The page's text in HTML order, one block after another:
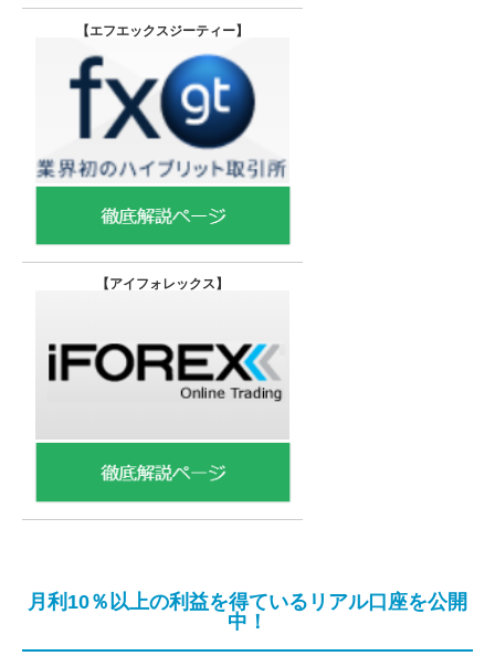
【エフエックスジーティー】
【アイフォレックス】
月利10％以上の利益を得ているリアル口座を公開
中！